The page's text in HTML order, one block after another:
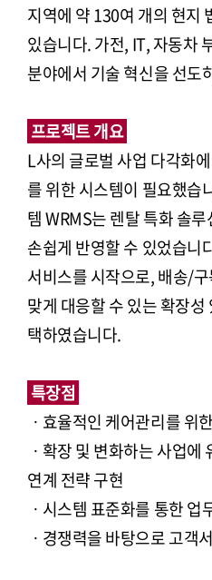
지역에 약 130여 개의 현지
있습니다. 가전, IT, 자동차
분야에서 기술 혁신을 선도
프로젝트 개요
L사의 글로벌 사업 다각화
를 위한 시스템이 필요했습
템 WRMS는 렌탈 특화 솔
손쉽게 반영할 수 있었습니
서비스를 시작으로, 배송/
맞게 대응할 수 있는 확장
택하였습니다.
특장점
ㆍ효율적인 케어관리를 위
ㆍ확장 및 변화하는 사업
연계 전략 구현
ㆍ시스템 표준화를 통한 업
ㆍ경쟁력을 바탕으로 고객